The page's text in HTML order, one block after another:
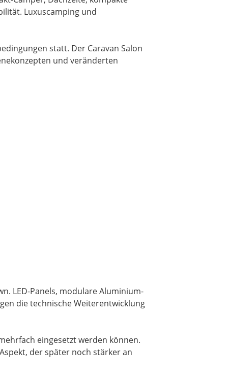
Luxuscamping und
statt. Der Caravan Salon
und veränderten
LED-Panels, modulare Aluminium-
die technische Weiterentwicklung
eingesetzt werden können.
der später noch stärker an